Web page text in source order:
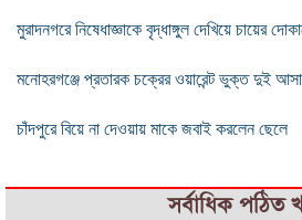
মুরাদনগরে নিষেধাজ্ঞাকে বৃদ্ধাঙ্গুল দেখিয়ে চায়ের
মনোহরগঞ্জে প্রতারক চক্রের ওয়ারেন্ট ভুক্ত দুই
চাঁদপুরে বিয়ে না দেওয়ায় মাকে জবাই করলেন ছেলে
সর্বাধিক পঠিত